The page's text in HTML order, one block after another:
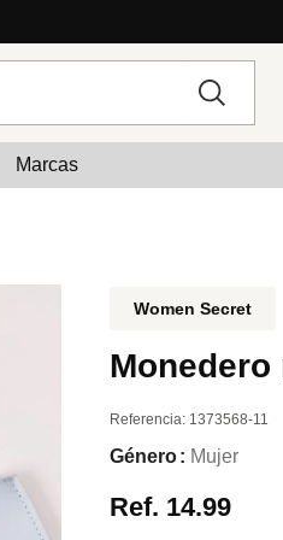
Marcas
Women Secret
Referencia: 1373568-11
Género
Mujer
Ref. 14.99